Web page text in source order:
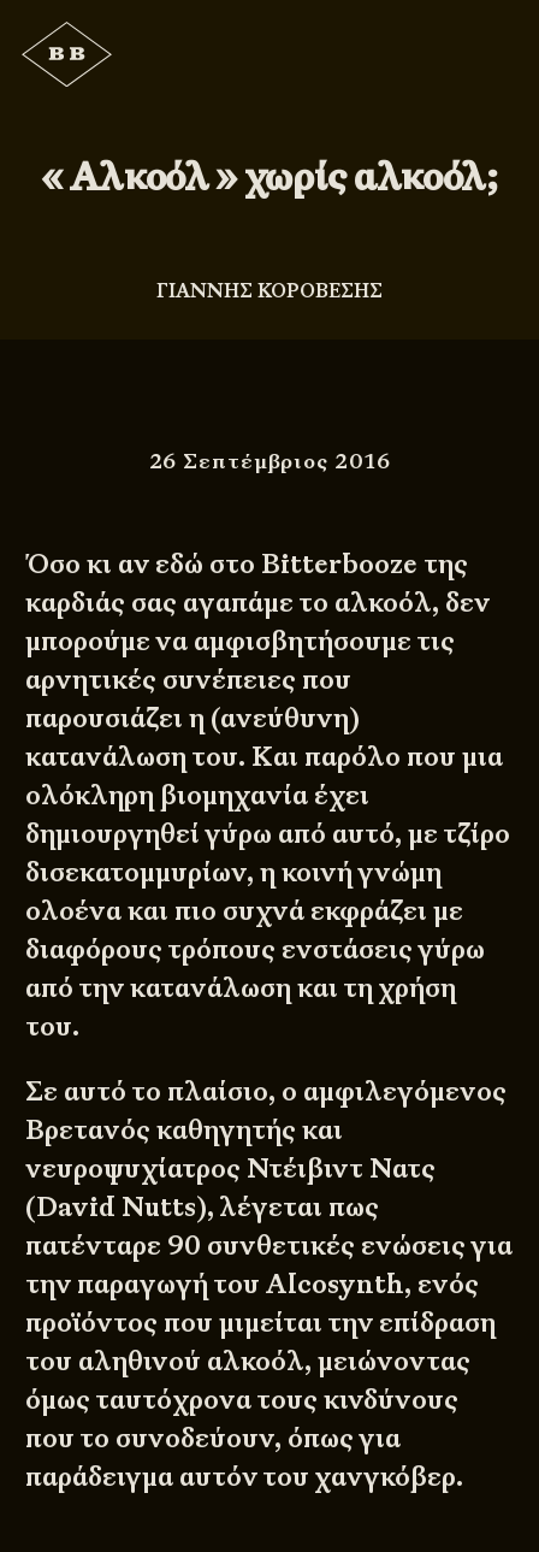
« Αλκοόλ » χωρίς αλκοόλ;
ΓΙΑΝΝΗΣ ΚΟΡΟΒΕΣΗΣ
26 Σεπτέμβριος 2016
Όσο κι αν εδώ στο Bitterbooze της
καρδιάς σας αγαπάμε το αλκοόλ, δεν
μπορούμε να αμφισβητήσουμε τις
αρνητικές συνέπειες που
παρουσιάζει η (ανεύθυνη)
κατανάλωση του. Και παρόλο που μια
ολόκληρη βιομηχανία έχει
δημιουργηθεί γύρω από αυτό, με τζίρο
δισεκατομμυρίων, η κοινή γνώμη
ολοένα και πιο συχνά εκφράζει με
διαφόρους τρόπους ενστάσεις γύρω
από την κατανάλωση και τη χρήση
του.
Σε αυτό το πλαίσιο, ο αμφιλεγόμενος
Βρετανός καθηγητής και
νευροψυχίατρος Ντέιβιντ Νατς
(David Nutts), λέγεται πως
πατένταρε 90 συνθετικές ενώσεις για
την παραγωγή του Alcosynth, ενός
προϊόντος που μιμείται την επίδραση
του αληθινού αλκοόλ, μειώνοντας
όμως ταυτόχρονα τους κινδύνους
που το συνοδεύουν, όπως για
παράδειγμα αυτόν του χανγκόβερ.